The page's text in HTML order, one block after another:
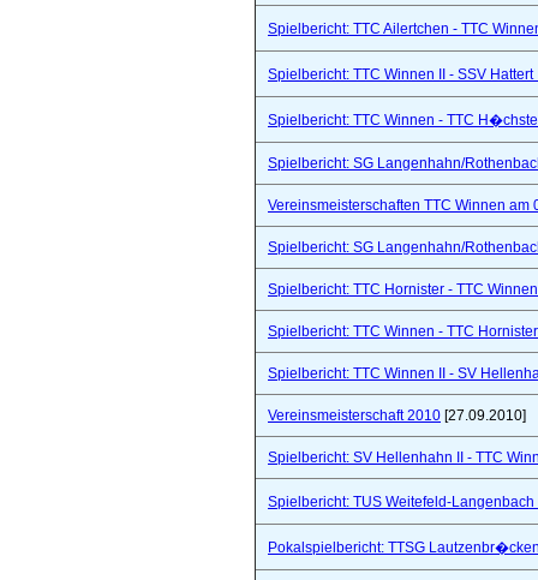
Spielbericht: TTC Ailertchen - TTC
Spielbericht: TTC Winnen II - SSV
Spielbericht: TTC Winnen - TTC
Spielbericht: SG Langenhahn/
Vereinsmeisterschaften TTC Winnen am
Spielbericht: SG Langenhahn/
Spielbericht: TTC Hornister - TTC
Spielbericht: TTC Winnen - TTC
Spielbericht: TTC Winnen II - SV
Vereinsmeisterschaft 2010 [27.09.2010]
Spielbericht: SV Hellenhahn II - TTC
Spielbericht: TUS Weitefeld-
Pokalspielbericht: TTSG